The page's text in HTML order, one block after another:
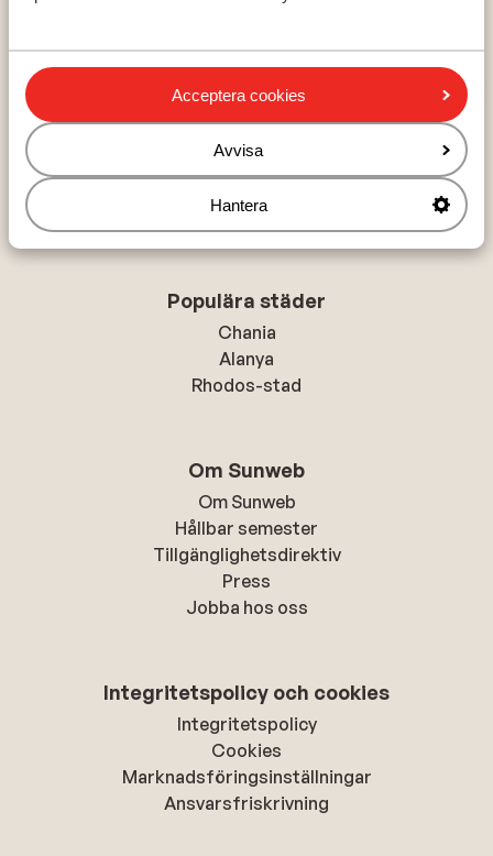
Acceptera cookies
Avvisa
Hantera
Spanien
Populära regioner
Kreta
Turkiets sydkust
Populära städer
Chania
Alanya
Rhodos-stad
Om Sunweb
Om Sunweb
Hållbar semester
Tillgänglighetsdirektiv
Press
Jobba hos oss
Integritetspolicy och cookies
Integritetspolicy
Cookies
Marknadsföringsinställningar
Ansvarsfriskrivning